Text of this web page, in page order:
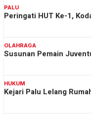
PALU
Peringati HUT Ke-1,
OLAHRAGA
Susunan Pemain
HUKUM
Kejari Palu Lelang